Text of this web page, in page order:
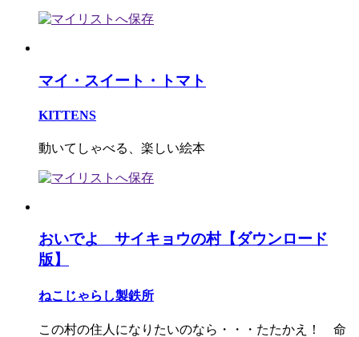
マイ・スイート・トマト
KITTENS
動いてしゃべる、楽しい絵本
おいでよ サイキョウの村【ダウンロード
版】
ねこじゃらし製鉄所
この村の住人になりたいのなら・・・たたかえ！ 命